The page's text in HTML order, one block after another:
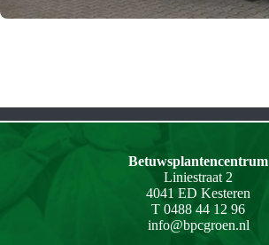
Betuwsplantencentrum
Liniestraat 2
4041 ED Kesteren
T 0488 44 12 96
info@bpcgroen.nl